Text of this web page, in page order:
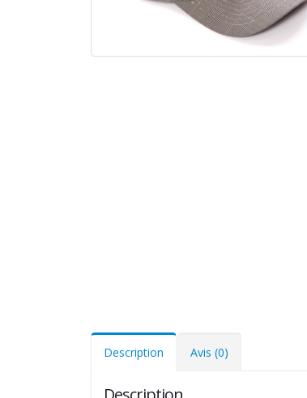
Description Avis (0)